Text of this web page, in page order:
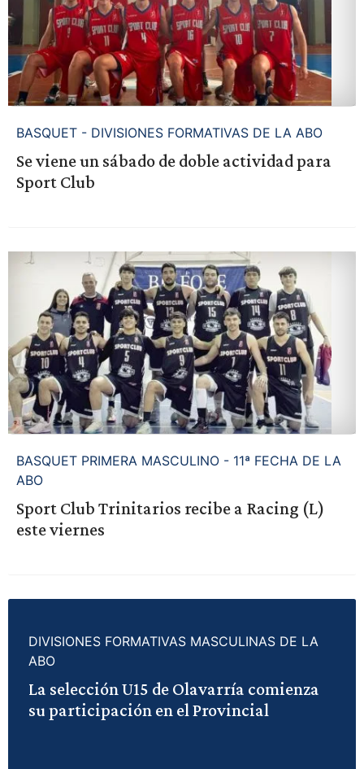
BASQUET - DIVISIONES FORMATIVAS DE LA ABO
Se viene un sábado de doble actividad para
Sport Club
BASQUET PRIMERA MASCULINO - 11ª FECHA DE LA
ABO
Sport Club Trinitarios recibe a Racing (L)
este viernes
DIVISIONES FORMATIVAS MASCULINAS DE LA
ABO
La selección U15 de Olavarría comienza
su participación en el Provincial